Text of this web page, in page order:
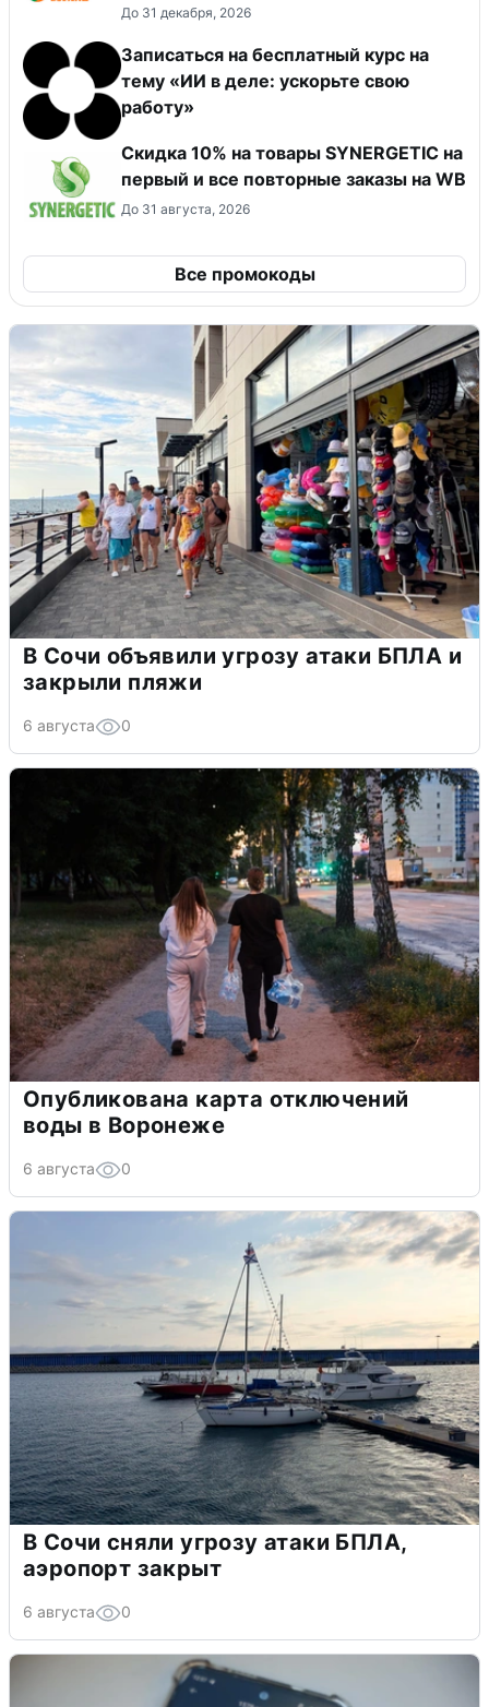
До 31 декабря, 2026
Записаться на бесплатный курс на
тему «ИИ в деле: ускорьте свою
работу»
Скидка 10% на товары SYNERGETIC на
первый и все повторные заказы на WB
До 31 августа, 2026
Все промокоды
В Сочи объявили угрозу атаки БПЛА и
закрыли пляжи
6 августа 0
Опубликована карта отключений
воды в Воронеже
6 августа 0
В Сочи сняли угрозу атаки БПЛА,
аэропорт закрыт
6 августа 0